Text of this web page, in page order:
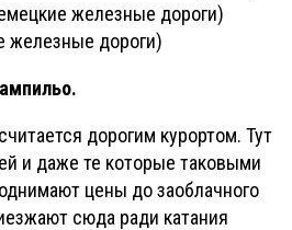
железные дороги)
железные дороги)
дорогим курортом. Тут
и даже те которые таковыми
цены до заоблачного
сюда ради катания